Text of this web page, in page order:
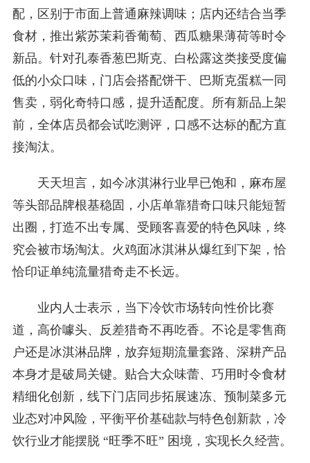
配，区别于市面上普通麻辣调味；店内还结合当季
食材，推出紫苏茉莉香葡萄、西瓜糖果薄荷等时令
新品。针对孔泰香葱巴斯克、白松露这类接受度偏
低的小众口味，门店会搭配饼干、巴斯克蛋糕一同
售卖，弱化奇特口感，提升适配度。所有新品上架
前，全体店员都会试吃测评，口感不达标的配方直
接淘汰。
天天坦言，如今冰淇淋行业早已饱和，麻布屋
等头部品牌根基稳固，小店单靠猎奇口味只能短暂
出圈，打造不出专属、受顾客喜爱的特色风味，终
究会被市场淘汰。火鸡面冰淇淋从爆红到下架，恰
恰印证单纯流量猎奇走不长远。
业内人士表示，当下冷饮市场转向性价比赛
道，高价噱头、反差猎奇不再吃香。不论是零售商
户还是冰淇淋品牌，放弃短期流量套路、深耕产品
本身才是破局关键。贴合大众味蕾、巧用时令食材
精细化创新，线下门店同步拓展速冻、预制菜多元
业态对冲风险，平衡平价基础款与特色创新款，冷
饮行业才能摆脱 “旺季不旺” 困境，实现长久经营。